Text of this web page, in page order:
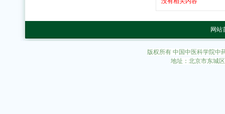
网站
版权所有 中国中医科学院中
地址：北京市东城